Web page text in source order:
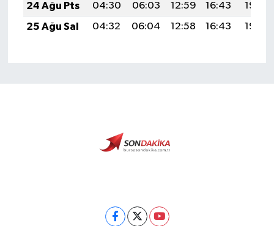
24 Ağu Pts
04:30 06:03 12:59 16:43
19:45
25 Ağu Sal
04:32 06:04 12:58 16:43 19:43